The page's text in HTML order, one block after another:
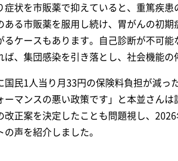
症状を市販薬で抑えていると、重篤疾
る市販薬を服用し続け、胃がんの初期
ケースもあります。自己診断が不可能
、集団感染を引き落とし、社会機能の
国民1人当り月33円の保険料負担が減っ
マンスの悪い政策です」と本並さんは
正案を決定したことも問題視し、
声を紹介しました。